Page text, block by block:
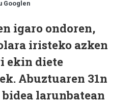
Googlen
igaro ondoren,
iristeko azken
ekin diete
Abuztuaren 31n
larunbatean